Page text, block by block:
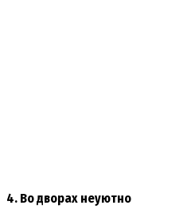
4. Во дворах неуютно